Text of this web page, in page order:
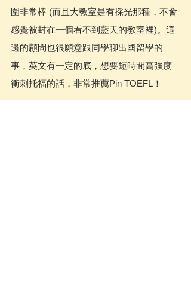
圍非常棒 (而且大教室是有採光那種，不會
感覺被封在一個看不到藍天的教室裡)。這
邊的顧問也很願意跟同學聊出國留學的
事，英文有一定的底，想要短時間高強度
衝刺托福的話，非常推薦Pin TOEFL！